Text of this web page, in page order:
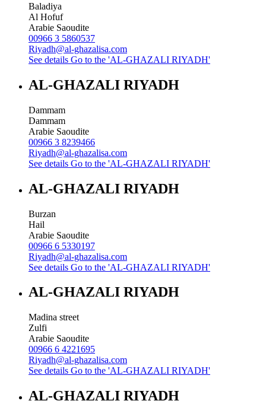
Baladiya
Al Hofuf
Arabie Saoudite
00966 3 5860537
Riyadh@al-ghazalisa.com
See details Go to the 'AL-GHAZALI RIYADH'
AL-GHAZALI RIYADH
Dammam
Dammam
Arabie Saoudite
00966 3 8239466
Riyadh@al-ghazalisa.com
See details Go to the 'AL-GHAZALI RIYADH'
AL-GHAZALI RIYADH
Burzan
Hail
Arabie Saoudite
00966 6 5330197
Riyadh@al-ghazalisa.com
See details Go to the 'AL-GHAZALI RIYADH'
AL-GHAZALI RIYADH
Madina street
Zulfi
Arabie Saoudite
00966 6 4221695
Riyadh@al-ghazalisa.com
See details Go to the 'AL-GHAZALI RIYADH'
AL-GHAZALI RIYADH